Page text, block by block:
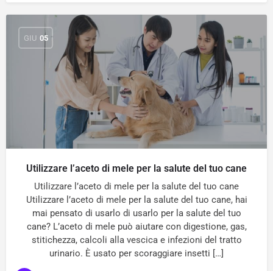
GIU 05
Utilizzare l’aceto di mele per la salute del tuo cane
Utilizzare l’aceto di mele per la salute del tuo cane
Utilizzare l’aceto di mele per la salute del tuo cane, hai
mai pensato di usarlo di usarlo per la salute del tuo
cane? L’aceto di mele può aiutare con digestione, gas,
stitichezza, calcoli alla vescica e infezioni del tratto
urinario. È usato per scoraggiare insetti […]